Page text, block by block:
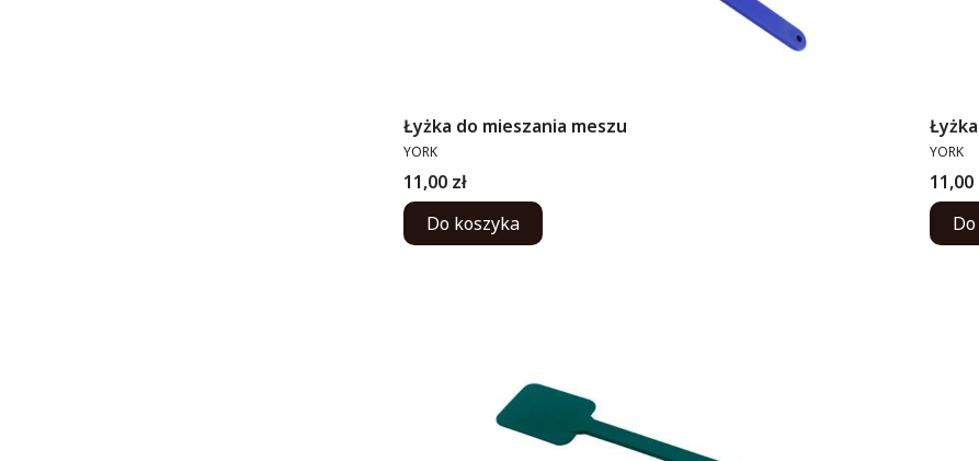
Łyżka do mieszania meszu
PRODUCENT
YORK
Cena
11,00 zł
Do koszyka
YORK
Cena
11,00